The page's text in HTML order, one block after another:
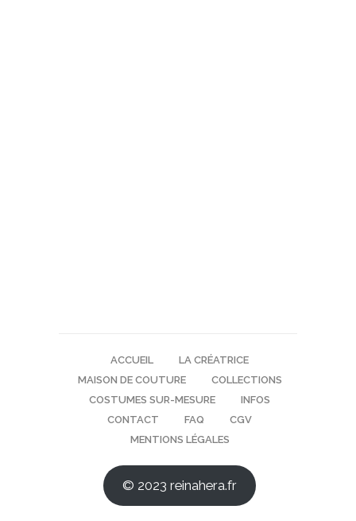
ACCUEIL
LA CRÉATRICE
MAISON DE COUTURE
COLLECTIONS
COSTUMES SUR-MESURE
INFOS
CONTACT
FAQ
CGV
MENTIONS LÉGALES
© 2023 reinahera.fr